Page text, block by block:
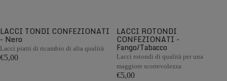
LACCI TONDI CONFEZIONATI
- Nero
Lacci piatti di ricambio di alta qualità
€5,00
LACCI ROTONDI
CONFEZIONATI -
Fango/Tabacco
Lacci rotondi di qualità per una
maggiore scorrevolezza
€5,00